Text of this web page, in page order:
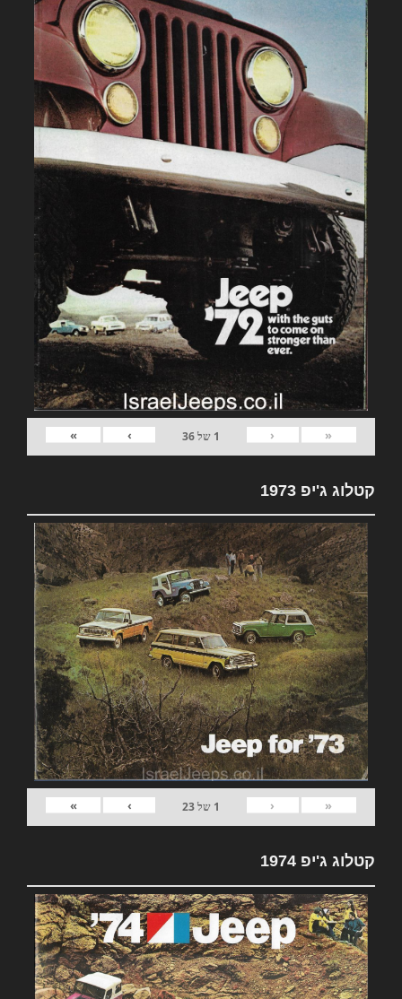
«
‹
1 של36
›
»
קטלוג ג'יפ 1973
«
‹
1 של23
›
»
קטלוג ג'יפ 1974